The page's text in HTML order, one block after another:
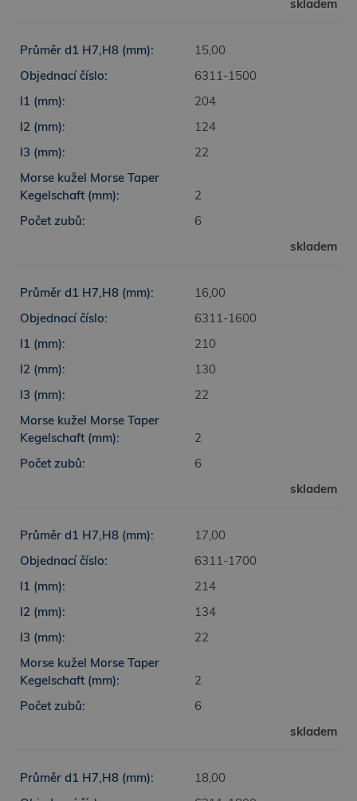
skladem
15,00
6311-1500
204
124
22
2
6
skladem
16,00
6311-1600
210
130
22
2
6
skladem
17,00
6311-1700
214
134
22
2
6
skladem
18,00